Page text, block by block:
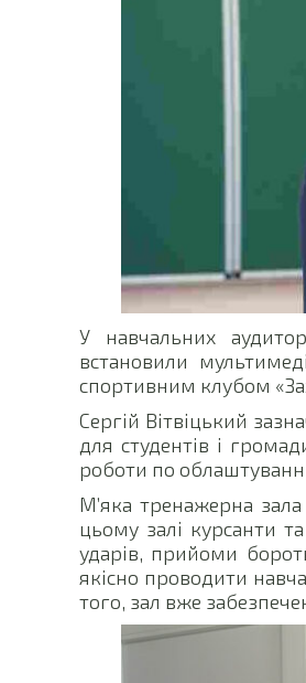
У навчальних
встановили
спортивним клубом
Сергій Вітвіцький
для студентів і
роботи по
М’яка тренажерна
цьому залі курсанти
ударів, прийоми
якісно проводити
того, зал вже